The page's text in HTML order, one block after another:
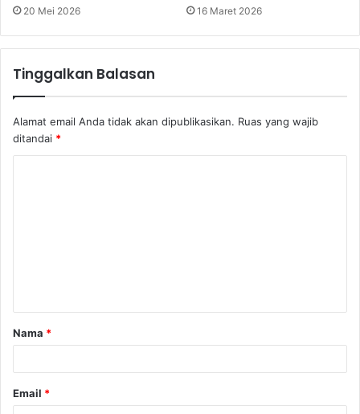
20 Mei 2026 16 Maret 2026
Tinggalkan Balasan
Alamat email Anda tidak akan dipublikasikan. Ruas yang wajib
ditandai *
a
r
Nama *
Email *